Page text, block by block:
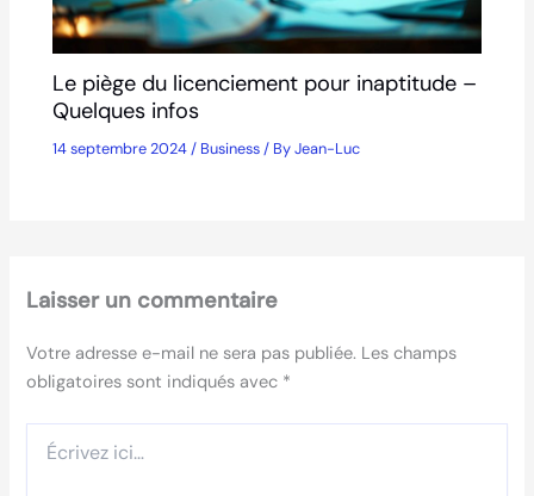
Le piège du licenciement pour inaptitude –
Quelques infos
14 septembre 2024/ Business/ ByJean-Luc
Laisser un commentaire
Votre adresse e-mail ne sera pas publiée. Les champs
obligatoires sont indiqués avec *
ici…